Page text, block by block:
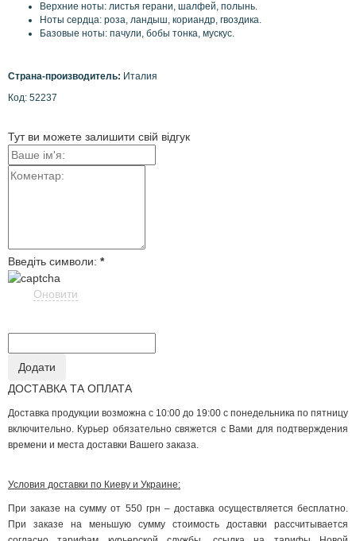
Верхние ноты: листья герани, шалфей, полынь.
Ноты сердца: роза, ландыш, кориандр, гвоздика.
Базовые ноты: пачули, бобы тонка, мускус.
Страна-производитель: Италия
Код: 52237
Тут ви можете залишити свій відгук
Введіть символи: *
Оновити
ДОСТАВКА ТА ОПЛАТА
Доставка продукции возможна с 10:00 до 19:00 с понедельника по пятницу
включительно. Курьер обязательно свяжется с Вами для подтверждения
времени и места доставки Вашего заказа.
Условия доставки по Киеву и Украине:
При заказе на сумму от 550 грн – доставка осуществляется бесплатно.
При заказе на меньшую сумму стоимость доставки рассчитывается